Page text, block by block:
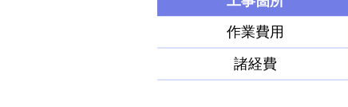
作業費用
諸経費